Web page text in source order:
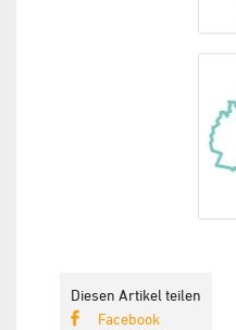
Diesen Artikel teilen
Facebook